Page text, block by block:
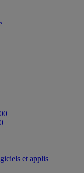
et applis